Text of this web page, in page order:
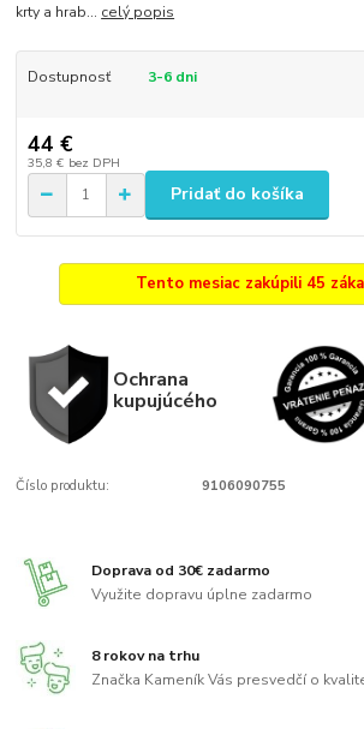
krty a hrab... celý popis
Dostupnosť 3-6 dni
44 €
35,8 € bez DPH
Pridať do košíka
Tento mesiac zakúpili 45
Ochrana
kupujúcého
Číslo produktu: 9106090755
Doprava od 30€ zadarmo
Využite dopravu úplne zadarmo
8 rokov na trhu
Značka Kameník Vás presvedčí o